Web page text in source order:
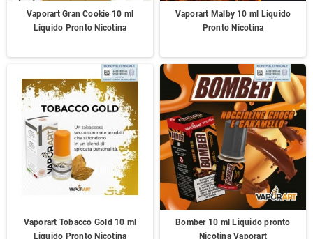
Vaporart Gran Cookie 10 ml
Liquido Pronto Nicotina
Vaporart Malby 10 ml Liquido
Pronto Nicotina
Vaporart Tobacco Gold 10 ml
Liquido Pronto Nicotina
Bomber 10 ml Liquido pronto
Nicotina Vaporart